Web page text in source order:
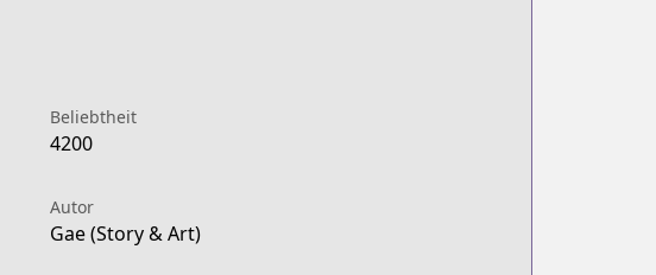
Beliebtheit
4200
Autor
Gae (Story & Art)